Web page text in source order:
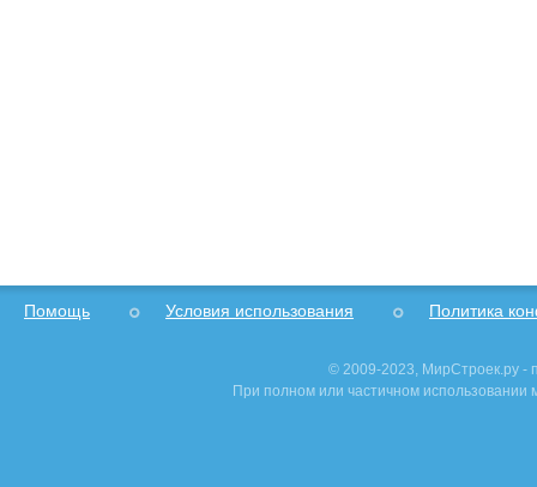
Помощь Условия использования Политика
© 2009-2023, МирСтроек.ру -
При полном или частичном использовании